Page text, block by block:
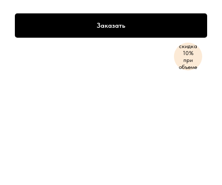
Заказать
скидка
10%
при
объеме